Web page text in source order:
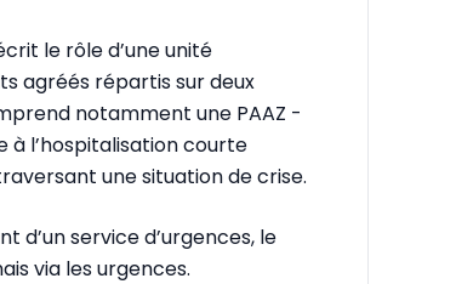
le rôle d’une unité
agréés répartis sur deux
notamment une PAAZ -
à l’hospitalisation courte
une situation de crise.
d’un service d’urgences, le
via les urgences.